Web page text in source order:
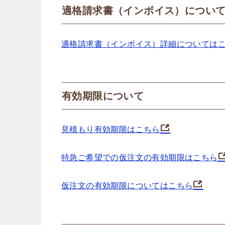
適格請求書（インボイス）について
適格請求書（インボイス）詳細については
有効期限について
見積もり有効期限はこちら
特急ご希望での仮注文の有効期限はこちら
仮注文の有効期限についてはこちら